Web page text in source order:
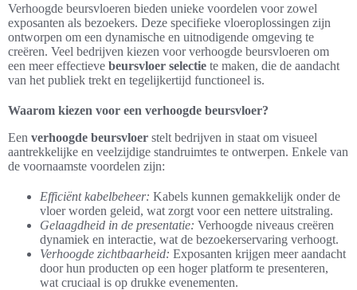
Verhoogde beursvloeren bieden unieke voordelen voor zowel
exposanten als bezoekers. Deze specifieke vloeroplossingen zijn
ontworpen om een dynamische en uitnodigende omgeving te
creëren. Veel bedrijven kiezen voor verhoogde beursvloeren om
een meer effectieve beursvloer selectie te maken, die de aandacht
van het publiek trekt en tegelijkertijd functioneel is.
Waarom kiezen voor een verhoogde beursvloer?
Een verhoogde beursvloer stelt bedrijven in staat om visueel
aantrekkelijke en veelzijdige standruimtes te ontwerpen. Enkele van
de voornaamste voordelen zijn:
Efficiënt kabelbeheer: Kabels kunnen gemakkelijk onder de
vloer worden geleid, wat zorgt voor een nettere uitstraling.
Gelaagdheid in de presentatie: Verhoogde niveaus creëren
dynamiek en interactie, wat de bezoekerservaring verhoogt.
Verhoogde zichtbaarheid: Exposanten krijgen meer aandacht
door hun producten op een hoger platform te presenteren,
wat cruciaal is op drukke evenementen.